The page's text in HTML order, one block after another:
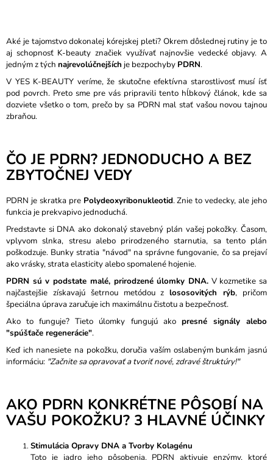
Aké je tajomstvo dokonalej kórejskej pleti? Okrem dôslednej rutiny je to
aj schopnosť K-beauty značiek využívať najnovšie vedecké objavy. A
jedným z tých najrevolúčnejších je bezpochyby PDRN.
V YES K-BEAUTY veríme, že skutočne efektívna starostlivosť musí ísť
pod povrch. Preto sme pre vás pripravili tento hĺbkový článok, kde sa
dozviete všetko o tom, prečo by sa PDRN mal stať vašou novou tajnou
zbraňou.
ČO JE PDRN? JEDNODUCHO A BEZ
ZBYTOČNEJ VEDY
PDRN je skratka pre Polydeoxyribonukleotid. Znie to vedecky, ale jeho
funkcia je prekvapivo jednoduchá.
Predstavte si DNA ako dokonalý stavebný plán vašej pokožky. Časom,
vplyvom slnka, stresu alebo prirodzeného starnutia, sa tento plán
poškodzuje. Bunky stratia "návod" na správne fungovanie, čo sa prejaví
ako vrásky, strata elasticity alebo spomalené hojenie.
PDRN sú v podstate malé, prirodzené úlomky DNA.V kozmetike sa
najčastejšie získavajú šetrnou metódou zlososovitých rýb, pričom
špeciálna úprava zaručuje ich maximálnu čistotu a bezpečnosť.
Ako to funguje? Tieto úlomky fungujú ako presné signály alebo
"spúšťače regenerácie".
Keď ich nanesiete na pokožku, doručia vaším oslabeným bunkám jasnú
informáciu: "Začnite sa opravovať a tvoriť nové, zdravé štruktúry!"
AKO PDRN KONKRÉTNE PÔSOBÍ NA
VAŠU POKOŽKU? 3 HLAVNÉ ÚČINKY
Stimulácia Opravy DNA a Tvorby Kolagénu
Toto je jadro jeho pôsobenia. PDRN aktivuje enzýmy, ktoré
O
D
P
O
Č
A
M
DR.ALTHEA
AQUA
MARINE
WATERY
CREAM
50ML
€11,87